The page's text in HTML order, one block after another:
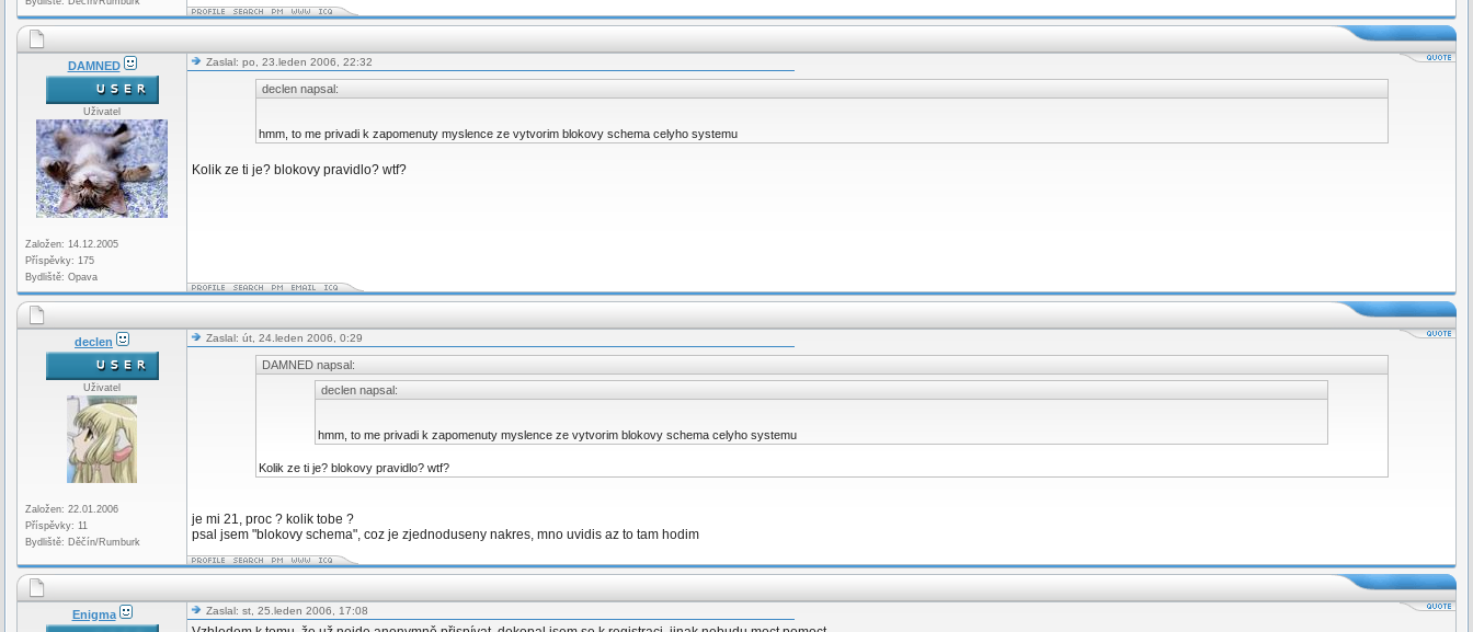
DAMNED
Uživatel
Založen: 14.12.2005
Příspěvky: 175
Bydliště: Opava
Zaslal: po, 23.leden 2006, 22:32
declen napsal:
hmm, to me privadi k zapomenuty myslence ze vytvorim blokovy schema celyho systemu
Kolik ze ti je? blokovy pravidlo? wtf?
declen
Uživatel
Založen: 22.01.2006
Příspěvky: 11
Bydliště: Děčín/Rumburk
Zaslal: út, 24.leden 2006, 0:29
DAMNED napsal:
declen napsal:
hmm, to me privadi k zapomenuty myslence ze vytvorim blokovy schema celyho systemu
Kolik ze ti je? blokovy pravidlo? wtf?
je mi 21, proc ? kolik tobe ?
psal jsem "blokovy schema", coz je zjednoduseny nakres, mno uvidis az to tam hodim
Enigma Zaslal: st, 25.leden 2006, 17:08